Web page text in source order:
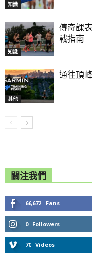
知識
知識
傳奇課
戰指南
其他
通往頂
關注我們
66,672 Fans
0 Followers
70 Videos